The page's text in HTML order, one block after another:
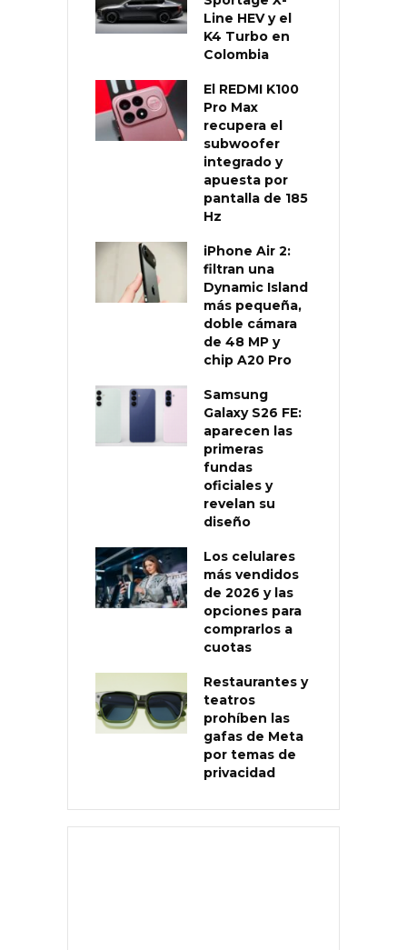
Line HEV y el
K4 Turbo en
Colombia
El REDMI K100
Pro Max
recupera el
subwoofer
integrado y
apuesta por
pantalla de 185
Hz
iPhone Air 2:
filtran una
Dynamic Island
más pequeña,
doble cámara
de 48 MP y
chip A20 Pro
Samsung
Galaxy S26 FE:
aparecen las
primeras
fundas
oficiales y
revelan su
diseño
Los celulares
más vendidos
de 2026 y las
opciones para
comprarlos a
cuotas
Restaurantes y
teatros
prohíben las
gafas de Meta
por temas de
privacidad